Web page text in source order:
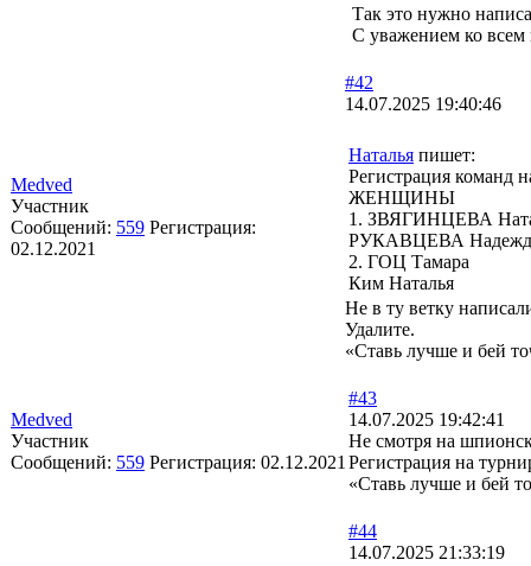
Так это нужно
С уважением ко
Medved
Участник
Сообщений: 559 Регистрация:
02.12.2021
#42
14.07.2025 19:40:46
Наталья пишет:
Регистрация
ЖЕНЩИНЫ
1. ЗВЯГИНЦЕВА
РУКАВЦЕВА
2. ГОЦ Тамара
Ким Наталья
Не в ту ветку
Удалите.
«Ставь лучше и бей
Medved
Участник
Сообщений: 559 Регистрация: 02.12.2021
#43
14.07.2025 19:42:41
Не смотря на
Регистрация на
«Ставь лучше и бей
#44
14.07.2025 21:33:19